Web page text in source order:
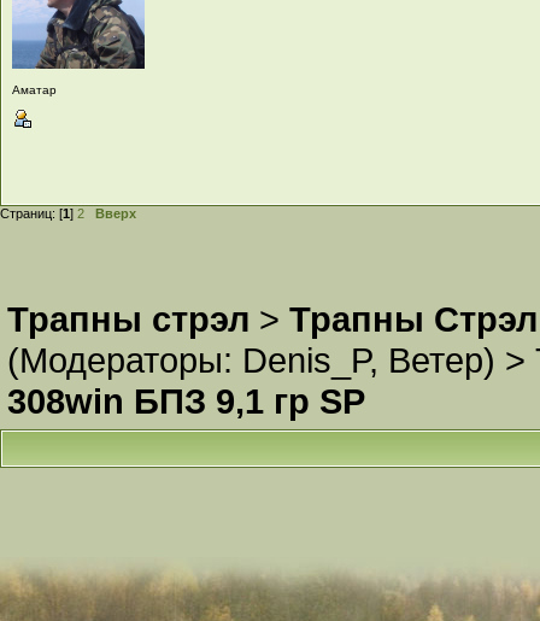
Аматар
Страниц: [1] 2 Вверх
Трапны стрэл > Трапны Стрэл
(Модераторы: Denis_P, Ветер) >
308win БПЗ 9,1 гр SP